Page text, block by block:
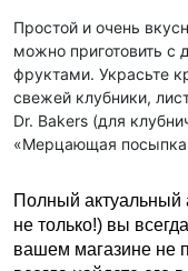
Простой и очень
можно приготовить с
фруктами. Украсьте
свежей клубники,
Dr. Bakers (для
«Мерцающая
Полный актуальный
не только!) вы
вашем магазине не